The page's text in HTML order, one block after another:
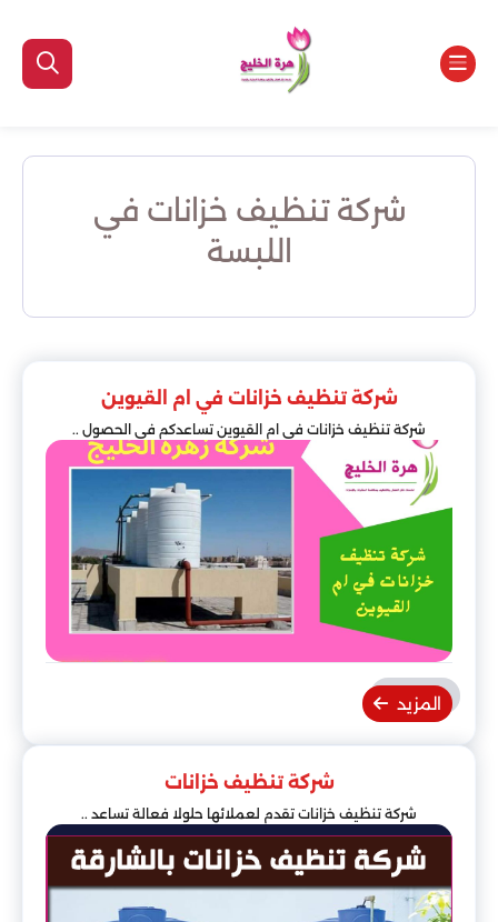
شركة تنظيف خزانات في
اللبسة
شركة تنظيف خزانات في ام القيوين
شركة تنظيف خزانات في ام القيوين تساعدكم في الحصول ..
المزيد
شركة تنظيف خزانات
شركة تنظيف خزانات تقدم لعملائها حلولا فعالة تساعد ..